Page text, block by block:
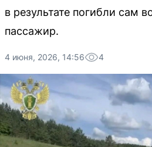
в результате погибли сам
пассажир.
4 июня, 2026, 14:56 4